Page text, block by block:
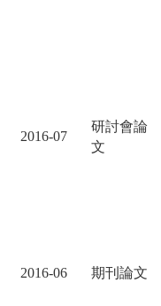
2016-07
研討會論
文
2016-06 期刊論文